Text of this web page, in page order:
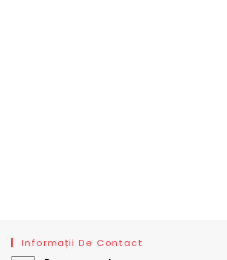
Informații De Contact